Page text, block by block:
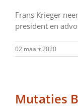
Frans Krieger
president en
02 maart 2020
Mutaties